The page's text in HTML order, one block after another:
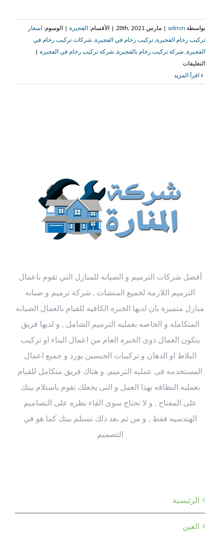
بواسطة admin
| مارس 28th, 2021 | الأقسام: الفجيرة | الوسوم: اسعار
تركيب رخام الفجيرة, تركيب رخام في الفجيرة, شركات تركيب رخام في
الفجيرة, شركة تركيب رخام بالفجيرة, شركة تركيب رخام في الفجيرة |
التعليقاتعلى
شركة
تركيب
أفضل شركات الترميم و الصيانه للمنازل التي تقوم باعمال
الترميم اللازمة لجميع المنشات , شركة ترميم و صيانه
منازل متميزة بان لديها الخبره الكافيه للقيام بالعمال الصيانه
المتكامله و الخاصه بعمليه الترميم الشامل , و لديها فريق
يتكون العمال ذوى الخبره العام من اعمال البناء او تركيب
البلاط او الدهان و تركيبات الجبسين بورد و جميع اعمال
المستخدمه فى عمليه الترميم, و هناك فريق متكامل للقيام
بعمليه النظافه بهذا العمل و التى يجعلك تقوم باستلام بيتك
على المفتاح , و لا تحتاج سوى القاء نظره على التصاميم
الهندسيه فقط , و من ثم بعد ذلك تستلم بيتك كما هو في
التصميم
الرئيسية
العين